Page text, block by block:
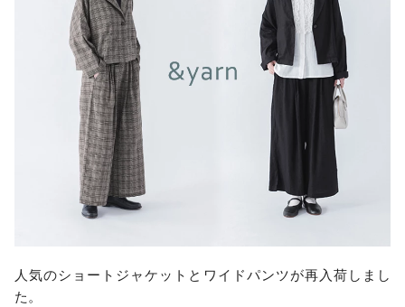
人気のショートジャケットとワイドパンツが再入荷しまし
た。